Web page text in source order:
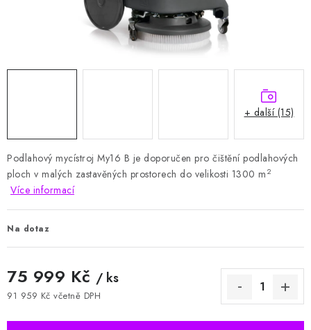
Jak nakupovat O nás
Kontakty
Podlahový mycístroj My16 B je doporučen pro čištění podlahových
ploch v malých zastavěných prostorech do velikosti 1300 m 2
Více informací
Na dotaz
75 999 Kč / ks
91 959 Kč včetně DPH
+ další (15)